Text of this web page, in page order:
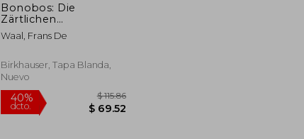
Bonobos: Die
Zärtlichen
Menschenaffen (en
Alemán)
Waal, Frans De
Birkhauser, Tapa Blanda,
Nuevo